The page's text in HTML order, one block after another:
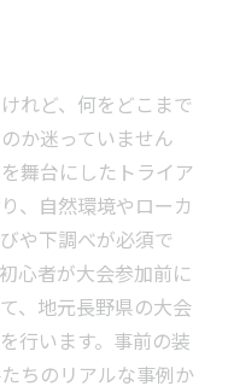
れど、何をどこまで
か迷っていません
舞台にしたトライア
、自然環境やローカ
や下調べが必須で
心者が大会参加前に
、地元長野県の大会
行います。事前の装
ちのリアルな事例か